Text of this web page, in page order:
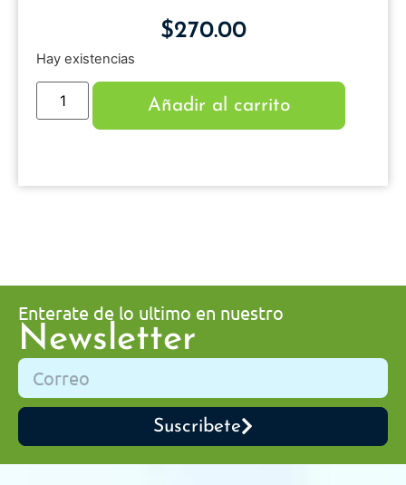
$270.00
Hay existencias
Añadir al carrito
Enterate de lo ultimo en nuestro
Newsletter
Suscribete